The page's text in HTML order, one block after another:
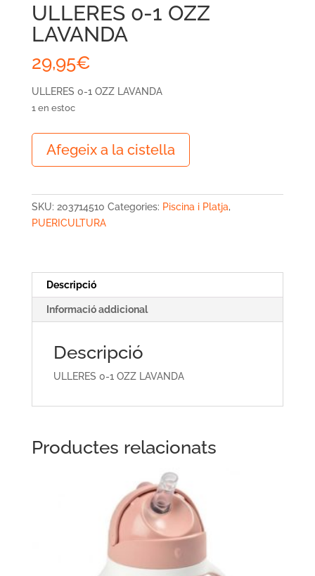
ULLERES 0-1 OZZ
LAVANDA
29,95€
ULLERES 0-1 OZZ LAVANDA
1 en estoc
1
OZZ
Afegeix a la cistella
SKU: 203714510 Categories: Piscina i Platja,
PUERICULTURA
Descripció
Informació addicional
Descripció
ULLERES 0-1 OZZ LAVANDA
Productes relacionats